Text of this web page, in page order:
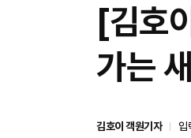
[김호
가는
김호이 객원기자